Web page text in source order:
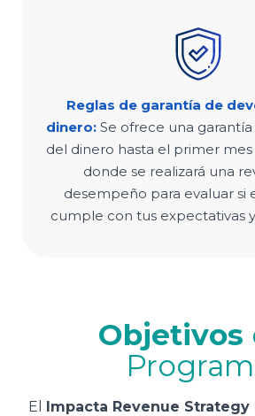
Reglas de garantía de
dinero:Se ofrece una
del dinero hasta el primer
donde se realizará una
desempeño para evaluar si
cumple con tus expectativas
Objetivos
El Impacta Revenue Strategy